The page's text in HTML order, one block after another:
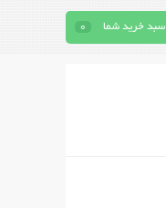
سبد خرید شما 0